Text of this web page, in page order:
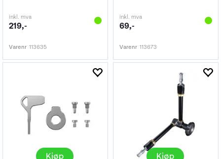
inkl. mva
219,-
Varenr 113635
inkl. mva
69,-
Varenr 113673
Kjøp Kjøp